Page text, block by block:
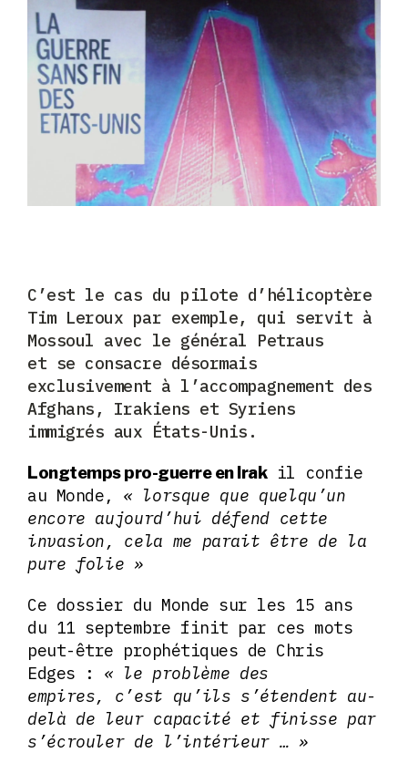
C’est le cas du pilote d’hélicoptère
Tim Leroux par exemple, qui servit à
Mossoul avec le général Petraus
et se consacre désormais
exclusivement à l’accompagnement des
Afghans, Irakiens et Syriens
immigrés aux États-Unis.
Longtemps pro-guerre en Irakil confie
au Monde, « lorsque que quelqu’un
encore aujourd’hui défend cette
invasion, cela me parait être de la
pure folie »
Ce dossier du Monde sur les 15 ans
du 11 septembre finit par ces mots
peut-être prophétiques de Chris
Edges : « le problème des
empires, c’est qu’ils s’étendent au-
delà de leur capacité et finisse par
s’écrouler de l’intérieur … »